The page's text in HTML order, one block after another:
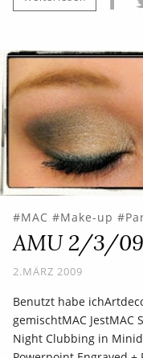
MAC Make-up
AMU 2/3/09
2.MÄRZ 2009
Benutzt habe
gemischtMAC JestMAC
Night Clubbing in